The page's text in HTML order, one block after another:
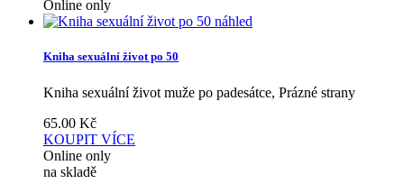
Online only
náhled
Kniha sexuální život po 50
Kniha sexuální život muže po padesátce, Prázné strany
65.00 Kč
KOUPIT VÍCE
Online only
na skladě